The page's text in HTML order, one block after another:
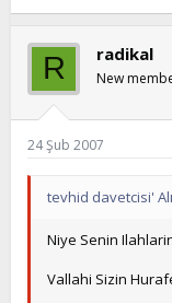
R radikal
New
24 Şub 2007
tevhid davetcisi'
Niye Senin
Vallahi Sizin